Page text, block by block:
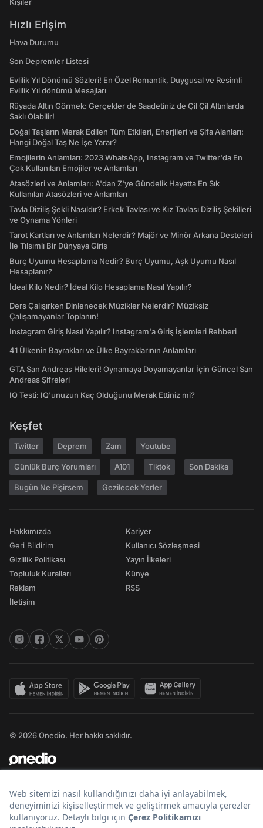
Hızlı Erişim
Hava Durumu
Son Depremler Listesi
Evlilik Yıl Dönümü Sözleri! En Özel Romantik, Duygusal ve Resimli
Evlilik Yıl dönümü Mesajları
Rüyada Altın Görmek: Gerçekler de Saadetiniz de Çil Çil Altınlarda
Saklı Olabilir!
Doğal Taşların Merak Edilen Tüm Etkileri, Enerjileri ve Şifa Alanları:
Hangi Doğal Taş Ne İşe Yarar?
Emojilerin Anlamları: 2023 WhatsApp, Instagram ve Twitter'da En
Çok Kullanılan Emojiler ve Anlamları
Atasözleri ve Anlamları: A'dan Z'ye Gündelik Hayatta En Sık
Kullanılan Atasözleri ve Anlamları
Tavla Diziliş Şekli Nasıldır? Erkek Tavlası ve Kız Tavlası Diziliş Şekilleri
ve Oynama Yönleri
Tarot Kartları ve Anlamları Nelerdir? Majör ve Minör Arkana Desteleri
İle Tılsımlı Bir Dünyaya Giriş
Burç Uyumu Hesaplama Nedir? Burç Uyumu, Aşk Uyumu Nasıl
Hesaplanır?
İdeal Kilo Nedir? İdeal Kilo Hesaplama Nasıl Yapılır?
Ders Çalışırken Dinlenecek Müzikler Nelerdir? Müziksiz
Çalışamayanlar Toplanın!
Instagram Giriş Nasıl Yapılır? Instagram'a Giriş İşlemleri Rehberi
41 Ülkenin Bayrakları ve Ülke Bayraklarının Anlamları
GTA San Andreas Hileleri! Oynamaya Doyamayanlar İçin Güncel San
Andreas Şifreleri
IQ Testi: IQ'unuzun Kaç Olduğunu Merak Ettiniz mi?
Keşfet
Twitter Deprem Zam Youtube
Günlük Burç Yorumları A101 Tiktok Son Dakika
Bugün Ne Pişirsem Gezilecek Yerler
Hakkımızda
Geri Bildirim
Gizlilik Politikası
Topluluk Kuralları
Reklam
İletişim
Kariyer
Kullanıcı Sözleşmesi
Yayın İlkeleri
Künye
RSS
© 2026 Onedio. Her hakkı saklıdır.
Bir markasıdır.